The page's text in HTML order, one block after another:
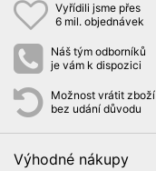
Vyřídili jsme přes
6 mil. objednávek
Náš tým odborníků
je vám k dispozici
Možnost vrátit zboží
bez udání důvodu
Výhodné nákupy